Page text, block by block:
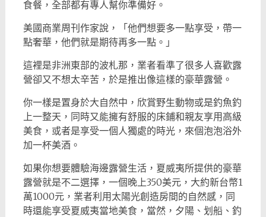
食餐，全部都有專人幫你準備好。
美國商業周刊作家說，「他們想要多一點享受，帶一
點奢華，他們就是期待再多一點。」
這裡是非洲東部的波札那，業者看準了很多人喜歡露
營卻又不想太辛苦，於是推出像這樣的豪華露營。
你一樣是置身於大自然中，欣賞野生動物或是釣魚釣
上一整天，同時又能擁有舒服的床鋪和親友享用高級
美食，或者是享受一個人獨處的時光，來個泡泡浴外
加一杯美酒。
如果你想要體驗海邊露營生活，夏威夷所提供的豪華
露營就是不二選擇，一個晚上350美元，大約新台幣1
萬1000元，業者利用太陽光創造房間的自然感，同
時還能享受夏威夷當地美食，當然，夕陽、划船、釣